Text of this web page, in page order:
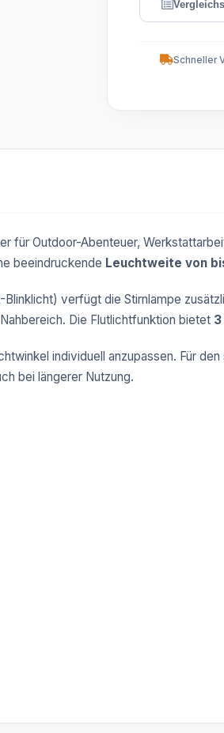
Schneller
für Outdoor-Abenteuer,
beeindruckende Leuchtweite von
Blinklicht) verfügt die Stirnlampe
Die Flutlichtfunktion bietet
individuell anzupassen. Für
bei längerer Nutzung.